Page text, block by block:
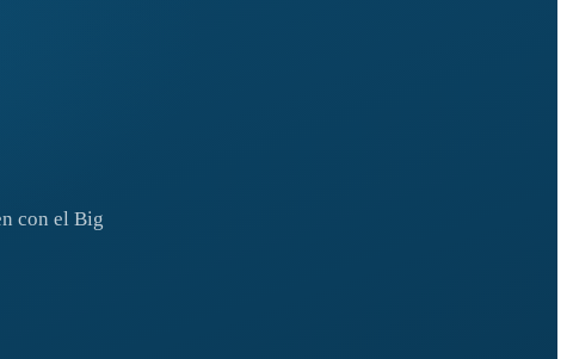
con el Big